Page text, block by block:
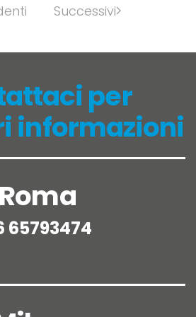
Successivi
per
informazioni
Roma
65793474